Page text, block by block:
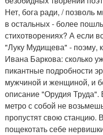
Нет, бога ради, / позволь
в остальных - более
стихотворениях? А если
"Луку Мудищева" - поэму,
Ивана Баркова: сколько
пикантные подробности
мужчиной и женщиной, и
описание "Орудия
метро с собой не
пропустят свою станцию.
пощекотать себе